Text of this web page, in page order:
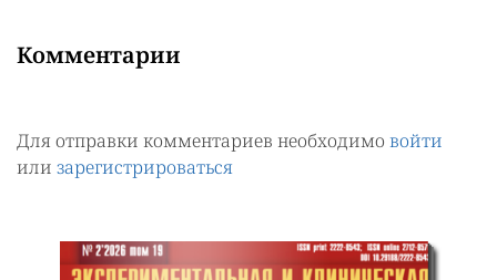
Комментарии
Для отправки комментариев необходимо войти
или зарегистрироваться